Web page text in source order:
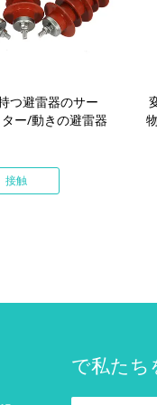
つ避雷器のサー
ー/動きの避雷器
接触
で私たち